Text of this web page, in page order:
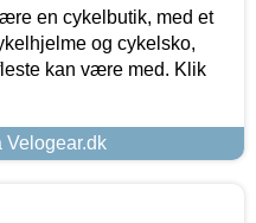
en cykelbutik, med et
og cykelsko,
kan være med. Klik
Velogear.dk